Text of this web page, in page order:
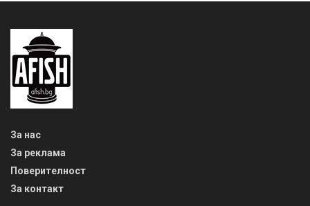
За нас
За реклама
Поверителност
За контакт